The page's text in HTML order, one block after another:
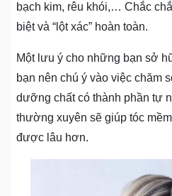
bạch kim, rêu khói,… Chắc
biệt và “lột xác” hoàn toàn.
Một lưu ý cho những bạn sở
bạn nên chú ý vào việc chăm
dưỡng chất có thành phần tự
thường xuyên sẽ giúp tóc
được lâu hơn.